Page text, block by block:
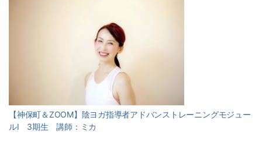
【神保町＆ZOOM】陰ヨガ指導者アドバンストレーニングモジュー
ルⅠ 3期生 講師：ミカ